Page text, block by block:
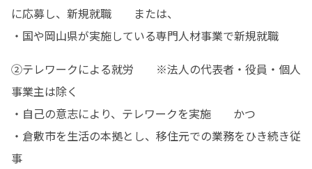
に応募し、新規就職　　または、
・国や岡山県が実施している専門人材事業で新規就職
②テレワークによる就労　　※法人の代表者・役員・個人
事業主は除く
・自己の意志により、テレワークを実施　　かつ
・倉敷市を生活の本拠とし、移住元での業務をひき続き従
事